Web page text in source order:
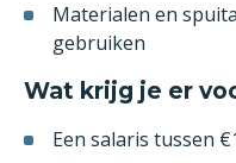
Materialen en
gebruiken
Wat krijg je er
Een salaris tussen